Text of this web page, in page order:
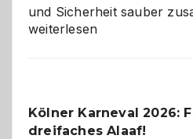
und Sicherheit sauber
weiterlesen
Kölner Karneval 2026:
dreifaches Alaaf!